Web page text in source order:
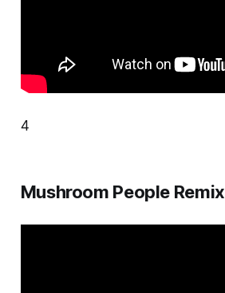
4
Mushroom People Remix